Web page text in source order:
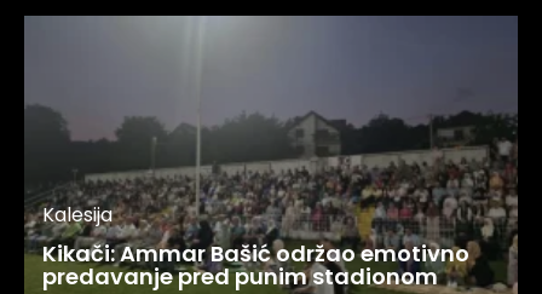
Kalesija
Kikači: Ammar Bašić održao emotivno
predavanje pred punim stadionom